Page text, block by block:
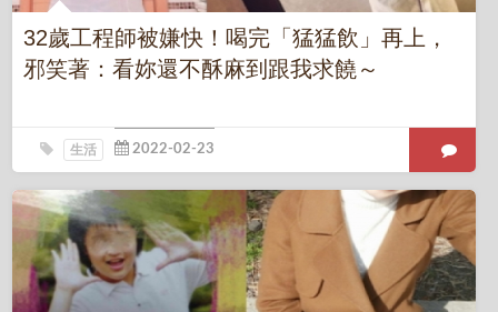
32歲工程師被嫌快！喝完「猛猛飲」再上，
邪笑著：看妳還不酥麻到跟我求饒～
生活